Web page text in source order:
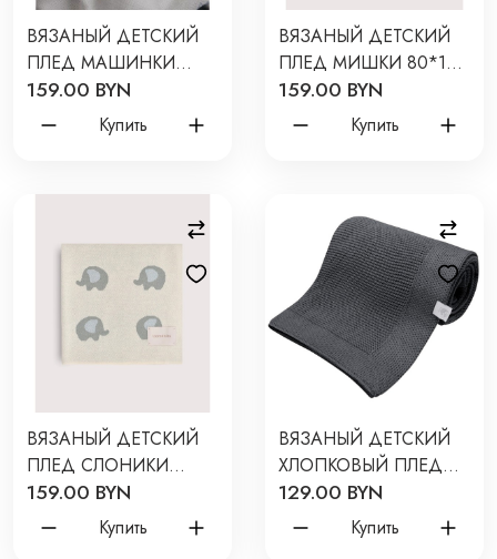
ВЯЗАНЫЙ ДЕТСКИЙ
ПЛЕД МАШИНКИ
80*120 СМ ЦВЕТ:
КРЕМОВЫЙ LW23-
5003-013-80/120
159.00 BYN
Купить
ВЯЗАНЫЙ ДЕТСКИЙ
ПЛЕД МИШКИ 80*120
СМ ЦВЕТ: ЭКРЮ
LW5260-042-80/120
159.00 BYN
Купить
ВЯЗАНЫЙ ДЕТСКИЙ
ПЛЕД СЛОНИКИ
80*120 СМ ЦВЕТ:
МУЛЬТИКОЛОР
LW5268-060-80/120
159.00 BYN
Купить
ВЯЗАНЫЙ ДЕТСКИЙ
ХЛОПКОВЫЙ ПЛЕД
CLASSIC ЦВЕТ:
ГРАФИТ 1153
129.00 BYN
Купить